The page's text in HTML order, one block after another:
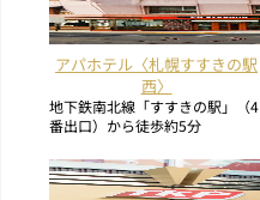
アパホテル〈札幌すすきの駅
西〉
地下鉄南北線「すすきの駅」（4
番出口）から徒歩約5分